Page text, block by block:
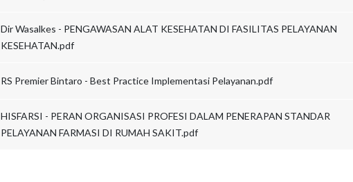
Dir Wasalkes - PENGAWASAN ALAT KESEHATAN DI FASILITAS PELAYANAN
KESEHATAN.pdf
RS Premier Bintaro - Best Practice Implementasi Pelayanan.pdf
HISFARSI - PERAN ORGANISASI PROFESI DALAM PENERAPAN STANDAR
PELAYANAN FARMASI DI RUMAH SAKIT.pdf